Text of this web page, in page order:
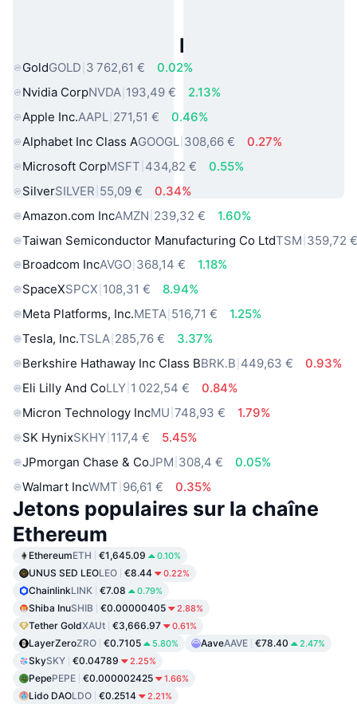
Actifs du Monde Réel Populaires
GoldGOLD 3 762,61 €
0.02%
Nvidia CorpNVDA 193,49 €
2.13%
Apple Inc.AAPL 271,51 €
0.46%
Alphabet Inc Class AGOOGL 308,66 €
0.27%
Microsoft CorpMSFT 434,82 €
0.55%
SilverSILVER 55,09 €
0.34%
Amazon.com IncAMZN 239,32 €
1.60%
Taiwan Semiconductor Manufacturing Co LtdTSM 359,72
Broadcom IncAVGO 368,14 €
1.18%
SpaceXSPCX 108,31 €
8.94%
Meta Platforms, Inc.META 516,71 €
1.25%
Tesla, Inc.TSLA 285,76 €
3.37%
Berkshire Hathaway Inc Class BBRK.B 449,63 €
0.93%
Eli Lilly And CoLLY 1 022,54 €
0.84%
Micron Technology IncMU 748,93 €
1.79%
SK HynixSKHY 117,4 €
5.45%
JPmorgan Chase & CoJPM 308,4 €
0.05%
Walmart IncWMT 96,61 € 0.35%
Jetons populaires sur la chaîne
Ethereum
EthereumETH €1,645.09 0.10%
UNUS SED LEOLEO €8.44 0.22%
ChainlinkLINK €7.08 0.79%
Shiba InuSHIB €0.00000405 2.88%
Tether GoldXAUt €3,666.97 0.61%
LayerZeroZRO €0.7105 5.80% AaveAAVE €78.40 2.47%
SkySKY €0.04789 2.25%
PepePEPE €0.000002425 1.66%
Lido DAOLDO €0.2514 2.21%